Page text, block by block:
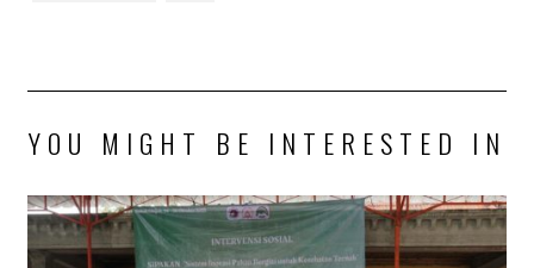
YOU MIGHT BE INTERESTED IN